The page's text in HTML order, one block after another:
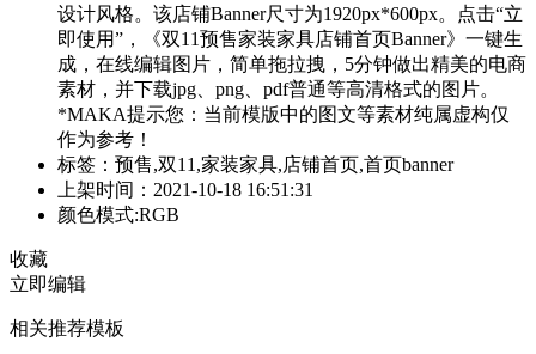
设计风格。该店铺Banner尺寸为1920px*600px。点击“立
即使用”，《双11预售家装家具店铺首页Banner》一键生
成，在线编辑图片，简单拖拉拽，5分钟做出精美的电商
素材，并下载jpg、png、pdf普通等高清格式的图片。
*MAKA提示您：当前模版中的图文等素材纯属虚构仅
作为参考！
标签：预售,双11,家装家具,店铺首页,首页banner
上架时间：2021-10-18 16:51:31
颜色模式:RGB
收藏
立即编辑
相关推荐模板